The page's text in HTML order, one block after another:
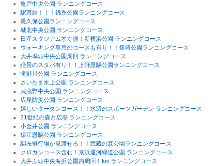
亀戸中央公園 ランニングコース
駅直結！！！錦糸公園ランニングコース
長久保公園ランニングコース
城北中央公園 ランニングコース
日産スタジアムすぐ側！新横浜公園 ランニングコース
ウォーキング専用のコースも有り！！篠崎公園ランニングコース
大井埠頭中央公園周回 ランニングコース
絶景のスタバ有り！！上野恩賜公園ランニングコース
滝野川公園 ランニングコース
さいたま水上公園 ランニングコース
武蔵野中央公園 ランニングコース
広尾防災公園 ランニングコース
嬉しいタータンコース！！水辺のスポーツガーデン ランニングコース
21世紀の森と広場 ランニングコース
小金井公園 ランニングコース
猿江恩賜公園 ランニングコース
調布飛行場が見渡せる！！武蔵の森公園ランニングコース
クロカンコース含む！京浜運河緑道公園 ランニングコース
大井ふ頭中央海浜公園内周回１km ランニングコース